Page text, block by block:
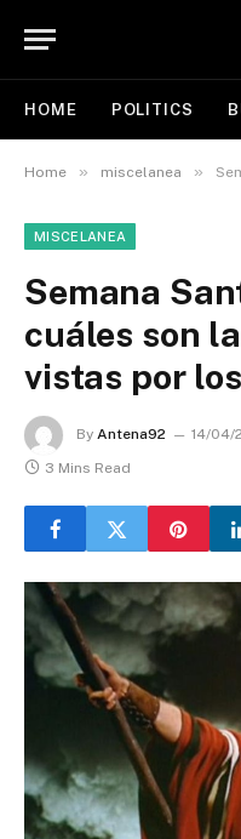
HOME POLITICS
Home » miscelanea »
MISCELANEA
Semana
cuáles son
vistas por
By Antena92 14/04/
3 Mins Read